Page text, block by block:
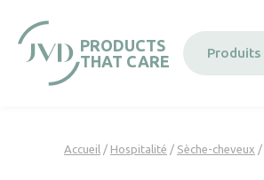
PRODUCTS
THAT CARE
Produits
Accueil / Hospitalité / Sèche-cheveux /